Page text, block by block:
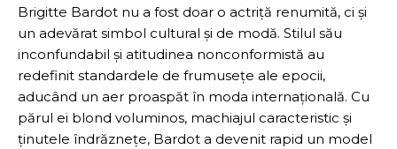
Brigitte Bardot nu a fost doar o actriță renumită, ci și
un adevărat simbol cultural și de modă. Stilul său
inconfundabil și atitudinea nonconformistă au
redefinit standardele de frumusețe ale epocii,
aducând un aer proaspăt în moda internațională. Cu
părul ei blond voluminos, machiajul caracteristic și
ținutele îndrăznețe, Bardot a devenit rapid un model